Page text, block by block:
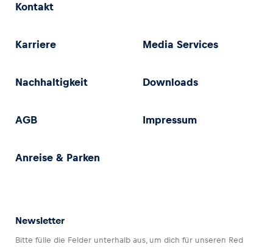
Kontakt
Karriere Media Services
Nachhaltigkeit Downloads
AGB Impressum
Anreise & Parken
Newsletter
Bitte fülle die Felder unterhalb aus, um dich für unseren Red